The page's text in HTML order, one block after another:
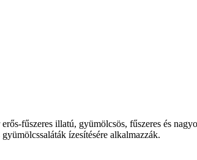
fűszeres illatú, gyümölcsös, fűszeres és
ízesítésére alkalmazzák.